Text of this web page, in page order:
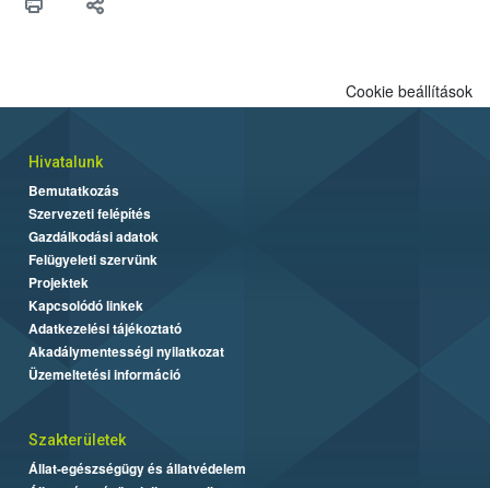
Cookie beállítások
Hivatalunk
Bemutatkozás
Szervezeti felépítés
Gazdálkodási adatok
Felügyeleti szervünk
Projektek
Kapcsolódó linkek
Adatkezelési tájékoztató
Akadálymentességi nyilatkozat
Üzemeltetési információ
Szakterületek
Állat-egészségügy és állatvédelem